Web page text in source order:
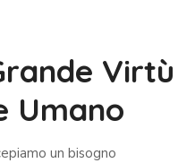
Virtù
Umano
un bisogno